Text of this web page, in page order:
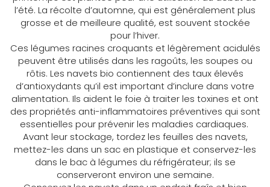
l’été. La récolte d’automne, qui est généralement plus
grosse et de meilleure qualité, est souvent stockée
pour l’hiver.
Ces légumes racines croquants et légèrement acidulés
peuvent être utilisés dans les ragoûts, les soupes ou
rôtis. Les navets bio contiennent des taux élevés
d’antioxydants qu’il est important d’inclure dans votre
alimentation. Ils aident le foie à traiter les toxines et ont
des propriétés anti-inflammatoires préventives qui sont
essentielles pour prévenir les maladies cardiaques.
Avant leur stockage, tordez les feuilles des navets,
mettez-les dans un sac en plastique et conservez-les
dans le bac à légumes du réfrigérateur; ils se
conserveront environ une semaine.